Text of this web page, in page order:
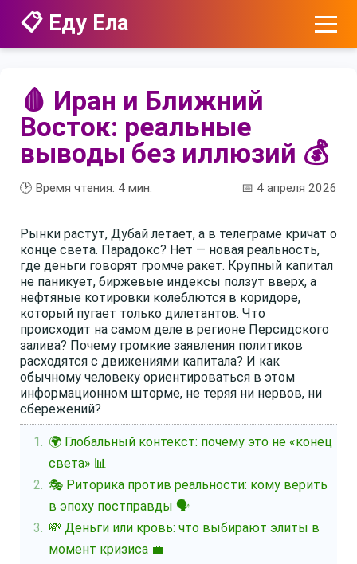
📋 Еду Ела
🩸 Иран и Ближний
Восток: реальные
выводы без иллюзий 💰
🕑 Время чтения: 4 мин. 📅 4 апреля 2026
Рынки растут, Дубай летает, а в телеграме кричат о
конце света. Парадокс? Нет — новая реальность,
где деньги говорят громче ракет. Крупный капитал
не паникует, биржевые индексы ползут вверх, а
нефтяные котировки колеблются в коридоре,
который пугает только дилетантов. Что
происходит на самом деле в регионе Персидского
залива? Почему громкие заявления политиков
расходятся с движениями капитала? И как
обычному человеку ориентироваться в этом
информационном шторме, не теряя ни нервов, ни
сбережений?
🌍 Глобальный контекст: почему это не «конец
света» 📊
🎭 Риторика против реальности: кому верить
в эпоху постправды 🗣️
💸 Деньги или кровь: что выбирают элиты в
момент кризиса 💼